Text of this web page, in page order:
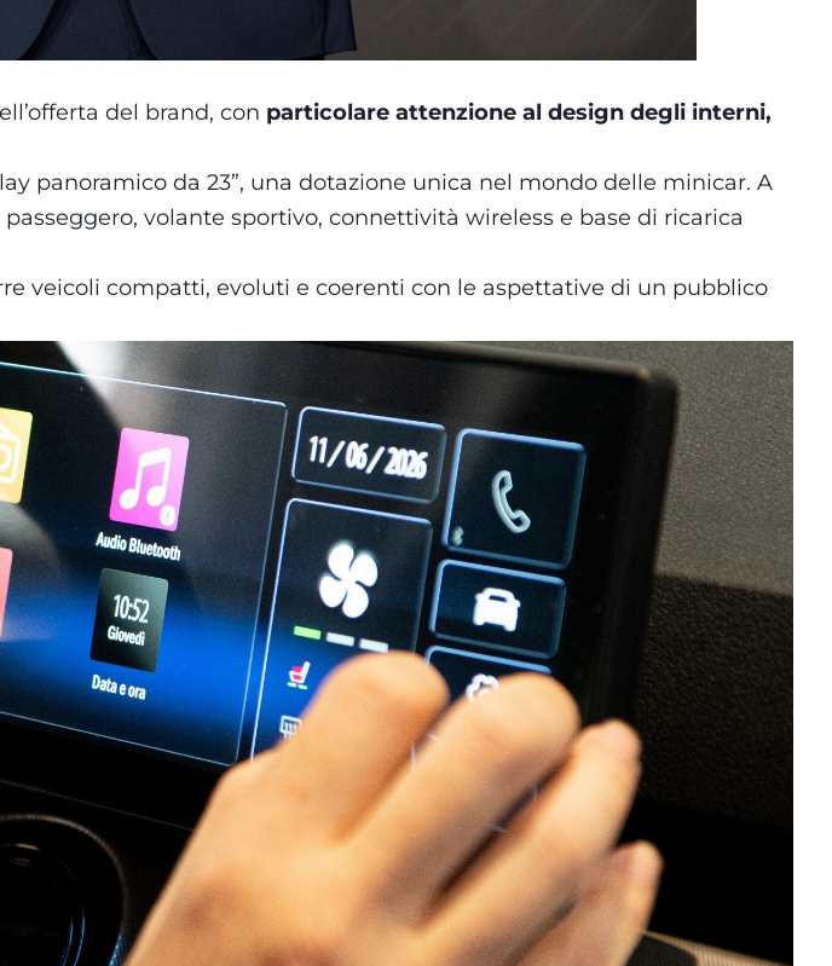
del brand, con particolare attenzione al design degli interni,
panoramico da 23”, una dotazione unica nel mondo delle minicar. A
volante sportivo, connettività wireless e base di ricarica
veicoli compatti, evoluti e coerenti con le aspettative di un pubblico